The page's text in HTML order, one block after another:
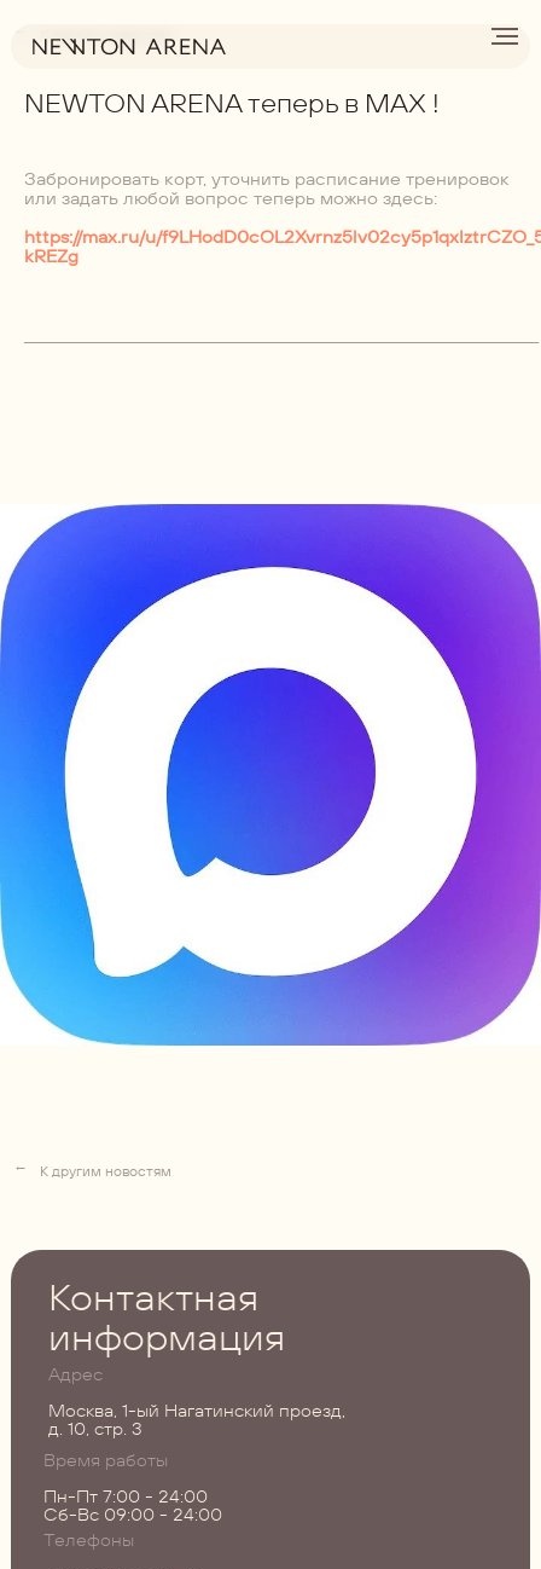
К другим новостям
NEWTON ARENA теперь в MAX !
Забронировать корт, уточнить расписание тренировок
или задать любой вопрос теперь можно здесь:
https://max.ru/u/
kREZg
→ К другим новостям
Время работы
Пн-Пт 7:00 - 24:00
Сб-Вс 09:00 - 24:00
Адрес
Москва, 1-ый Нагатинский проезд,
д. 10, стр. 3
Контактная
информация
Телефоны